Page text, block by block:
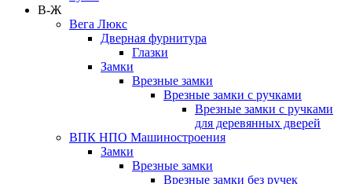
В-Ж
Вега Люкс
Дверная фурнитура
Глазки
Замки
Врезные замки
Врезные замки с ручками
Врезные замки с ручками
для деревянных дверей
ВПК НПО Машиностроения
Замки
Врезные замки
Врезные замки без ручек